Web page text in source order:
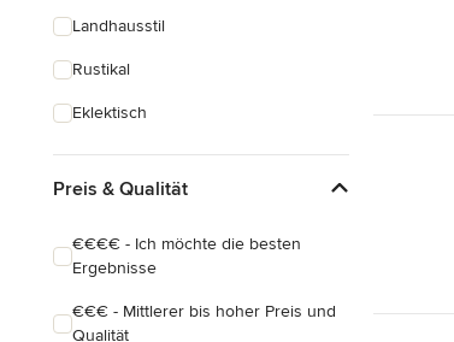
Alle anzeigen
Landhausstil
Rustikal
Eklektisch
Preis & Qualität
€€€€ - Ich möchte die besten
Ergebnisse
€€€ - Mittlerer bis hoher Preis und
Qualität